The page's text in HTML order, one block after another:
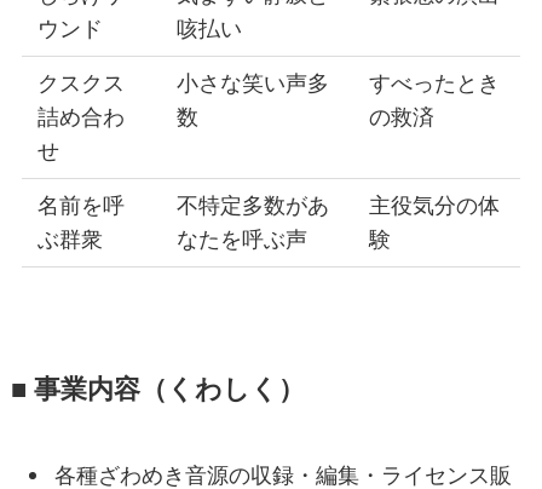
ウンド
咳払い
クスクス
詰め合わ
せ
小さな笑い声多
数
すべったとき
の救済
名前を呼
ぶ群衆
不特定多数があ
なたを呼ぶ声
主役気分の体
験
■ 事業内容（くわしく）
各種ざわめき音源の収録・編集・ライセンス販